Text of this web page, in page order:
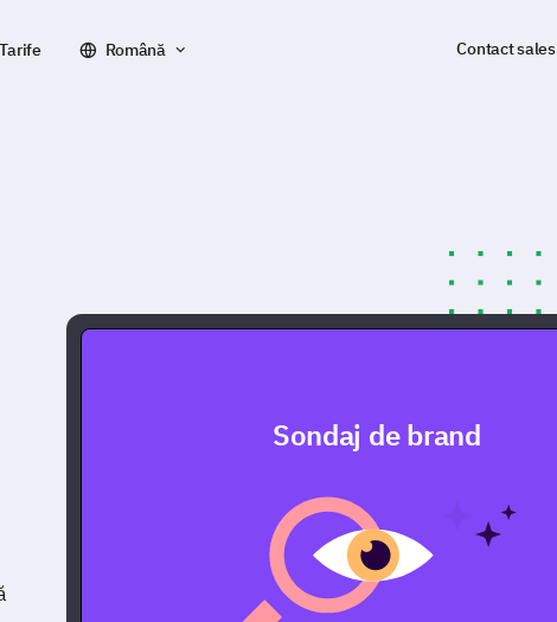
Tarife Română Contact sales
Sondaj de brand